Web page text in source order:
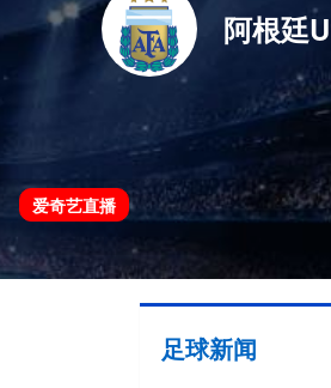
NBL
WCBA
西甲
世界
欧冠
欧协
阿根廷
爱奇艺直播
足球新闻